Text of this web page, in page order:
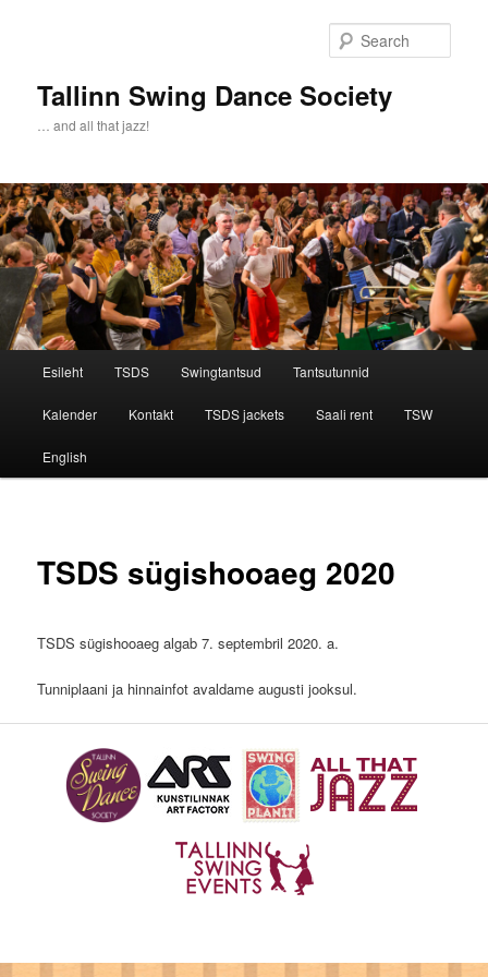
Tallinn Swing Dance Society
… and all that jazz!
Skip to primary content
Skip to secondary content
Esileht TSDS Swingtantsud Tantsutunnid
Kalender Kontakt TSDS jackets Saali rent TSW
English
TSDS sügishooaeg 2020
TSDS sügishooaeg algab 7. septembril 2020. a.
Tunniplaani ja hinnainfot avaldame augusti jooksul.